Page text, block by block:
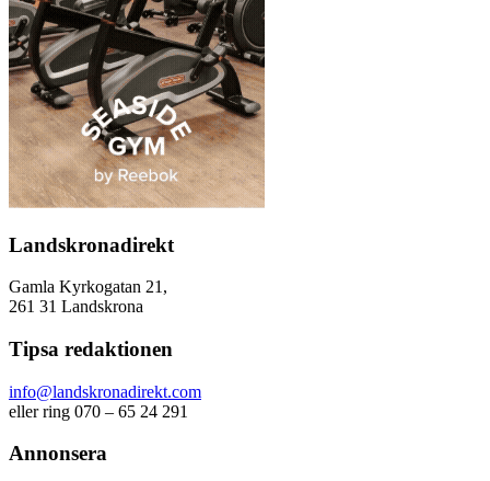
Landskronadirekt
Gamla Kyrkogatan 21,
261 31 Landskrona
Tipsa redaktionen
info@landskronadirekt.com
eller ring 070 – 65 24 291
Annonsera